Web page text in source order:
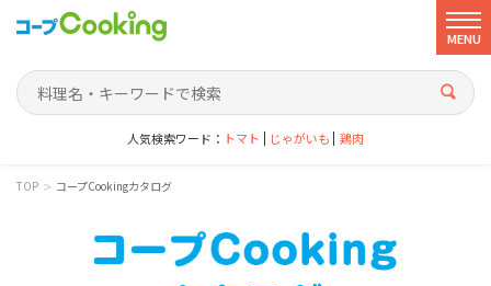
MENU
人気検索ワード： トマト じゃがいも 鶏肉
TOP > コープCookingカタログ